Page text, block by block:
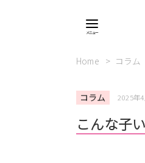
Home コラム
コラム 2025年
こんな子